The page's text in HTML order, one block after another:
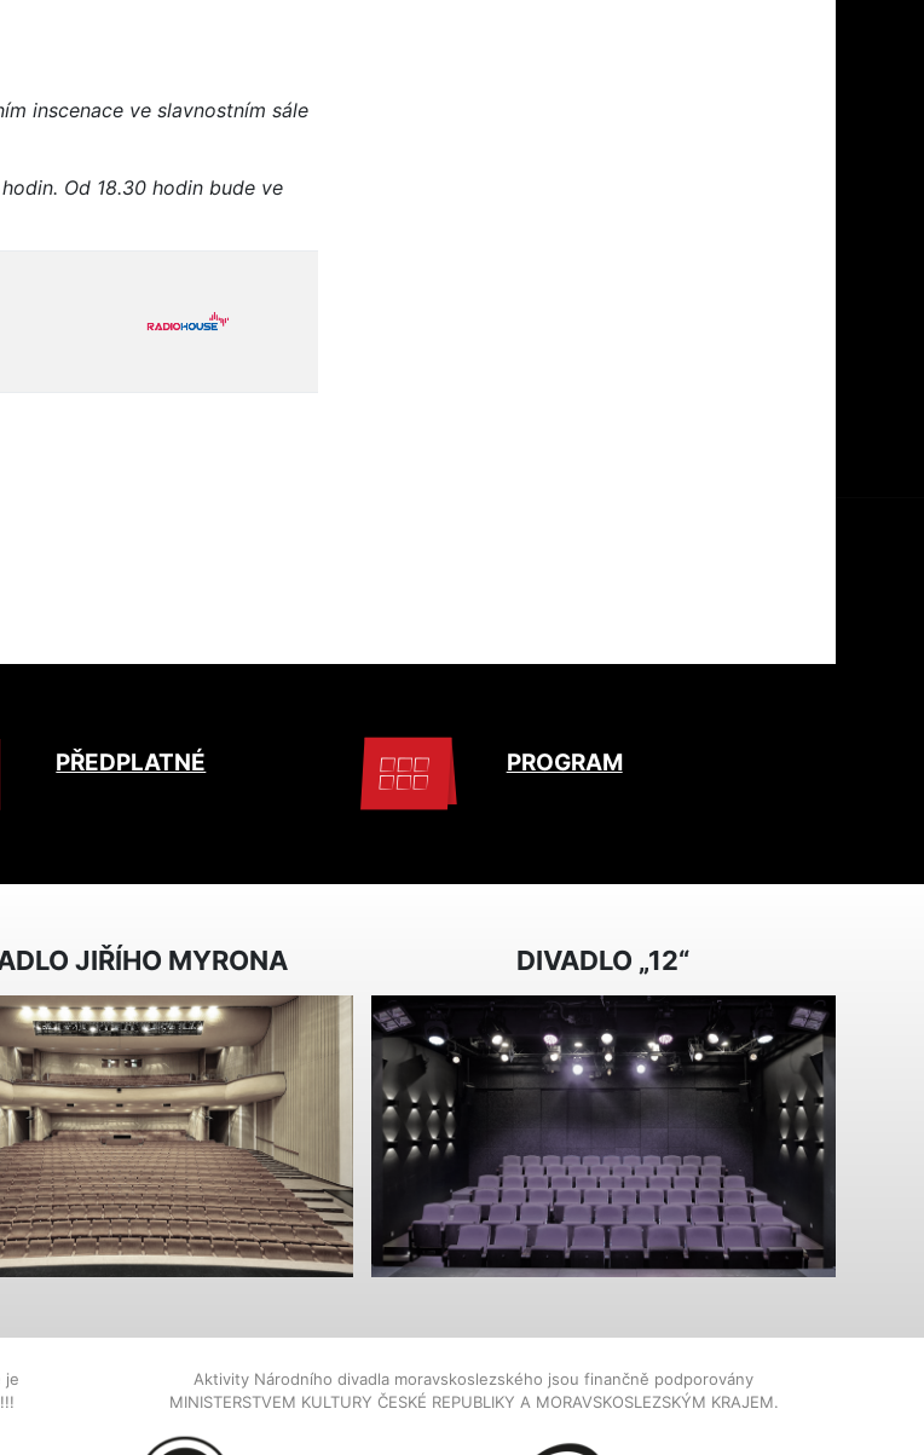
inscenace ve slavnostním sále
Od 18.30 hodin bude ve
PŘEDPLATNÉ PROGRAM
JIŘÍHO MYRONA DIVADLO „12“
je
Aktivity Národního divadla moravskoslezského jsou finančně podporovány
MINISTERSTVEM KULTURY ČESKÉ REPUBLIKY A MORAVSKOSLEZSKÝM KRAJEM.